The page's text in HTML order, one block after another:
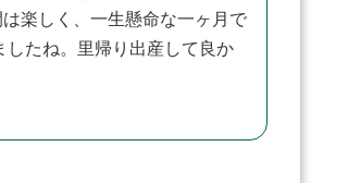
楽しく、一生懸命な一ヶ月で
たね。里帰り出産して良か